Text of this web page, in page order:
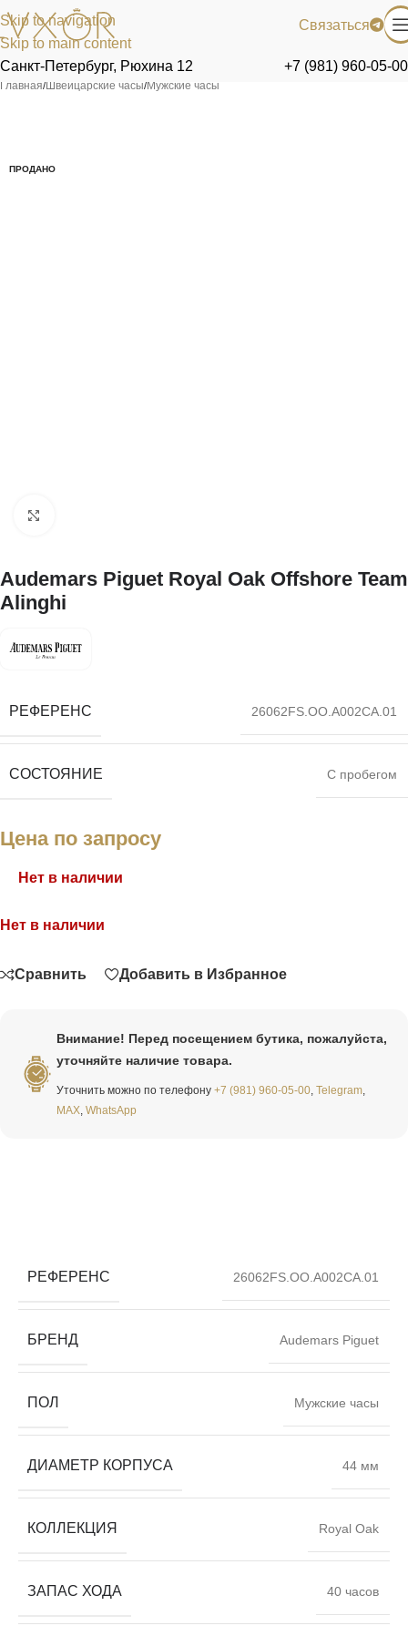
Skip to navigation
Skip to main content
Связаться
Санкт-Петербург, Рюхина 12 +7 (981) 960-05-00
Главная/Швейцарские часы/Мужские часы
ПРОДАНО
Audemars Piguet Royal Oak Offshore Team
Alinghi
РЕФЕРЕНС 26062FS.OO.A002CA.01
СОСТОЯНИЕ С пробегом
Цена по запросу
Нет в наличии
Нет в наличии
Сравнить Добавить в Избранное
Внимание! Перед посещением бутика, пожалуйста,
уточняйте наличие товара.
Уточнить можно по телефону +7 (981) 960-05-00 Telegram
MAX WhatsApp
РЕФЕРЕНС 26062FS.OO.A002CA.01
БРЕНД Audemars Piguet
ПОЛ Мужские часы
ДИАМЕТР КОРПУСА 44 мм
КОЛЛЕКЦИЯ Royal Oak
ЗАПАС ХОДА 40 часов